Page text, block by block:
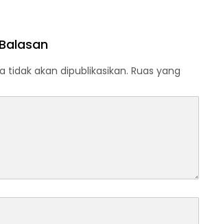
tidak akan dipublikasikan. Ruas yang